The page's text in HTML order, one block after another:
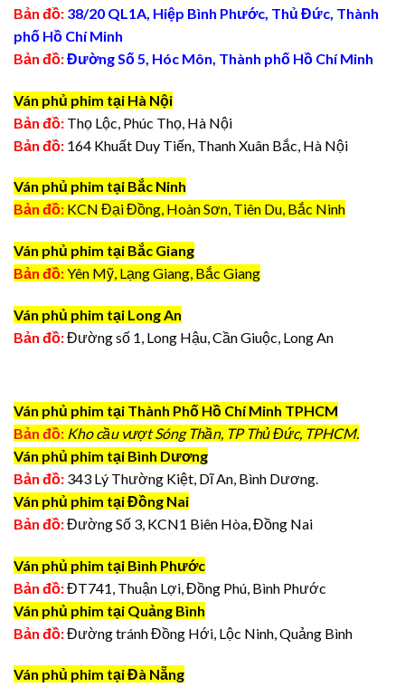
Bản đồ: 38/20 QL1A, Hiệp Bình Phước, Thủ Đức, Thành
phố Hồ Chí Minh
Bản đồ:Đường Số 5, Hóc Môn, Thành phố Hồ Chí Minh
Ván phủ phim tại Hà Nội
Bản đồ: Thọ Lộc, Phúc Thọ, Hà Nội
Bản đồ: 164 Khuất Duy Tiến, Thanh Xuân Bắc, Hà Nội
Ván phủ phim tại Bắc Ninh
Bản đồ: KCN Đại Đồng, Hoàn Sơn, Tiên Du, Bắc Ninh
Ván phủ phim tại Bắc Giang
Bản đồ:Yên Mỹ, Lạng Giang, Bắc Giang
Ván phủ phim tại Long An
Bản đồ:Đường số 1, Long Hậu, Cần Giuộc, Long An
Ván phủ phim tại Thành Phố Hồ Chí Minh TPHCM
Bản đồ: Kho cầu vượt Sóng Thần, TP Thủ Đức, TPHCM.
Ván phủ phim tại Bình Dương
Bản đồ: 343 Lý Thường Kiệt, Dĩ An, Bình Dương.
Ván phủ phim tại Đồng Nai
Bản đồ:Đường Số 3, KCN1 Biên Hòa, Đồng Nai
Ván phủ phim tại Bình Phước
Bản đồ:ĐT741, Thuận Lợi, Đồng Phú, Bình Phước
Ván phủ phim tại Quảng Bình
Bản đồ:Đường tránh Đồng Hới, Lộc Ninh, Quảng Bình
Ván phủ phim tại Đà Nẵng